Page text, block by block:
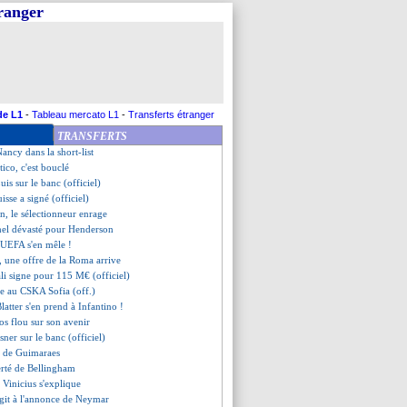
L1 - Tableau mercato L1 - Transferts étranger
TRANSFERTS
veut récupérer Adingra
s'active pour Akliouche
prêté au CD Nacional (off.)
dans la short-list
c'est bouclé
sur le banc (officiel)
a signé (officiel)
le sélectionneur enrage
dévasté pour Henderson
s'en mêle !
une offre de la Roma arrive
signe pour 115 M€ (officiel)
au CSKA Sofia (off.)
s'en prend à Infantino !
flou sur son avenir
sur le banc (officiel)
de Guimaraes
de Bellingham
Vinicius s'explique
à l'annonce de Neymar